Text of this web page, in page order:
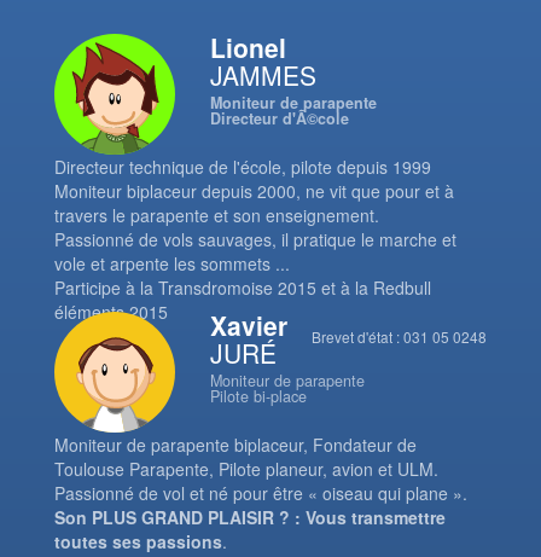
Lionel
JAMMES
Moniteur de parapente
Directeur d'Ã©cole
Directeur technique de l'école, pilote depuis 1999
Moniteur biplaceur depuis 2000, ne vit que pour et à
travers le parapente et son enseignement.
Passionné de vols sauvages, il pratique le marche et
vole et arpente les sommets ...
Participe à la Transdromoise 2015 et à la Redbull
éléments 2015
Brevet d'état : 031 05 0248
Xavier
JURÉ
Moniteur de parapente
Pilote bi-place
Moniteur de parapente biplaceur, Fondateur de
Toulouse Parapente, Pilote planeur, avion et ULM.
Passionné de vol et né pour être « oiseau qui plane ».
Son PLUS GRAND PLAISIR ? : Vous transmettre
toutes ses passions.